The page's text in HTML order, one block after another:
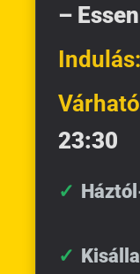
–
Indulás:
23:30